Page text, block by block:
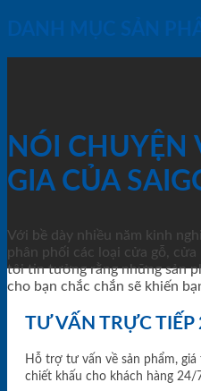
DANH MỤC SẢN
NÓI CHUYỆN
GIA CỦA
Với bề dày nhiều năm kinh
phân phối các loại cửa gỗ,
tôi tin tưởng rằng những sản
cho bạn chắc chắn sẽ khiến
TƯ VẤN TRỰC
Hỗ trợ tư vấn về sản phẩm,
chiết khấu cho khách hàng 24/